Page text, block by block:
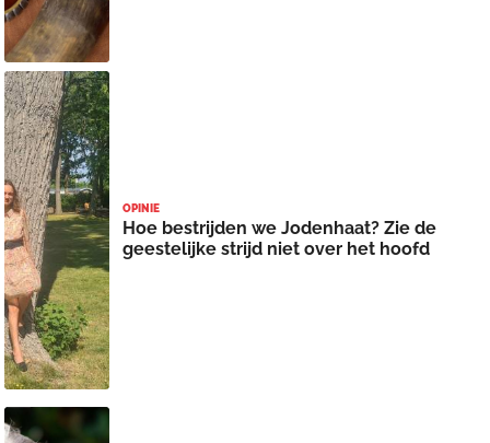
OPINIE
Hoe bestrijden we Jodenhaat? Zie de
geestelijke strijd niet over het hoofd